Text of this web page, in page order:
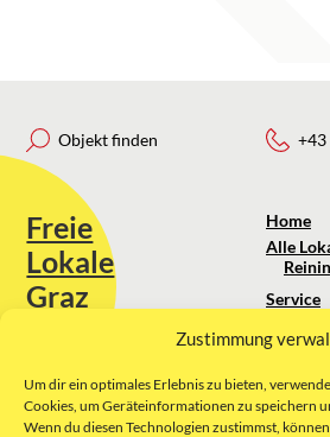
Zustimmung
Um dir ein optimales Erlebnis zu bieten,
Cookies, um Geräteinformationen zu speichern
Wenn du diesen Technologien zustimmst,
Objekt finden
Freie
Lokale
Graz
Sie erreichen uns unter:
kontakt@freielokale-graz.at
Website by Rubikon Werbeagentur
+43
Home
Alle
Service
Über
AGB